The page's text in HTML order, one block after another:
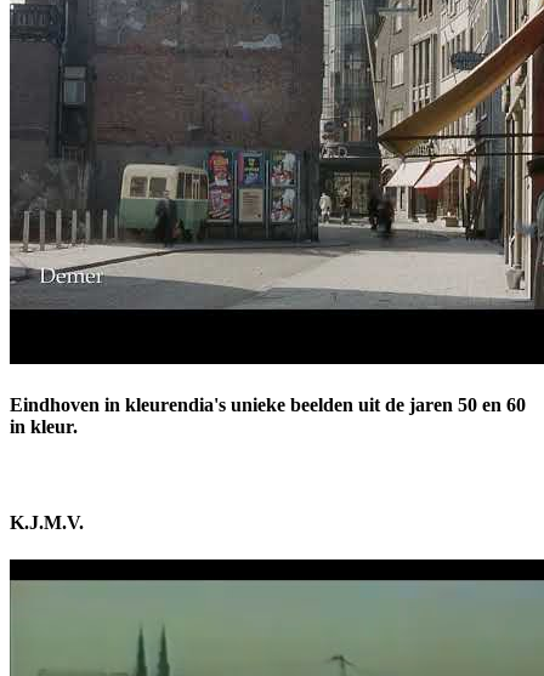
Eindhoven in kleurendia's unieke beelden uit de jaren 50 en 60
in kleur.
K.J.M.V.